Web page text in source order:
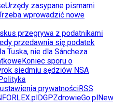
Urzędy zasypane pismami
wprowadzić nowe
przegrywa z podatnikami
przedawnia się podatek
Tuska, nie dla Sáncheza
Koniec sporu o
siedmiu sędziów NSA
prywatnościRSS
DGPZdrowieGo.pl